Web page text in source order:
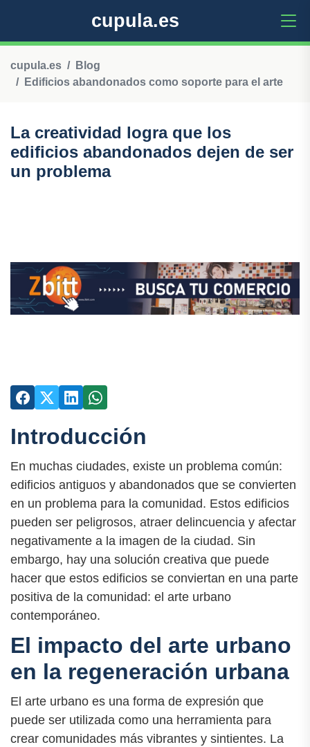
cupula.es
cupula.es
Blog
Edificios abandonados como soporte para el arte
La creatividad logra que los
edificios abandonados dejen de ser
un problema
Introducción
En muchas ciudades, existe un problema común:
edificios antiguos y abandonados que se convierten
en un problema para la comunidad. Estos edificios
pueden ser peligrosos, atraer delincuencia y afectar
negativamente a la imagen de la ciudad. Sin
embargo, hay una solución creativa que puede
hacer que estos edificios se conviertan en una parte
positiva de la comunidad: el arte urbano
contemporáneo.
El impacto del arte urbano
en la regeneración urbana
El arte urbano es una forma de expresión que
puede ser utilizada como una herramienta para
crear comunidades más vibrantes y sintientes. La